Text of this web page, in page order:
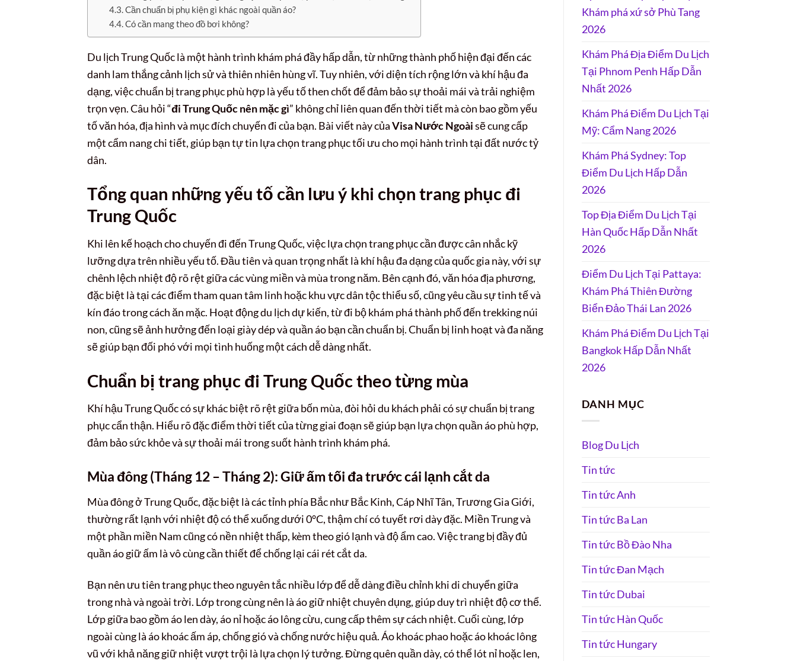
Cần chuẩn bị phụ kiện gì khác ngoài quần áo?
Có cần mang theo đồ bơi không?
Du lịch Trung Quốc là một hành trình khám phá đầy hấp dẫn, từ những thành phố hiện đại đến các
danh lam thắng cảnh lịch sử và thiên nhiên hùng vĩ. Tuy nhiên, với diện tích rộng lớn và khí hậu đa
dạng, việc chuẩn bị trang phục phù hợp là yếu tố then chốt để đảm bảo sự thoải mái và trải nghiệm
trọn vẹn. Câu hỏi “đi Trung Quốc nên mặc gì” không chỉ liên quan đến thời tiết mà còn bao gồm yếu
tố văn hóa, địa hình và mục đích chuyến đi của bạn. Bài viết này củaVisa Nước Ngoàisẽ cung cấp
một cẩm nang chi tiết, giúp bạn tự tin lựa chọn trang phục tối ưu cho mọi hành trình tại đất nước tỷ
dân.
Tổng quan những yếu tố cần lưu ý khi chọn trang phục đi
Trung Quốc
Khi lên kế hoạch cho chuyến đi đến Trung Quốc, việc lựa chọn trang phục cần được cân nhắc kỹ
lưỡng dựa trên nhiều yếu tố. Đầu tiên và quan trọng nhất là khí hậu đa dạng của quốc gia này, với sự
chênh lệch nhiệt độ rõ rệt giữa các vùng miền và mùa trong năm. Bên cạnh đó, văn hóa địa phương,
đặc biệt là tại các điểm tham quan tâm linh hoặc khu vực dân tộc thiểu số, cũng yêu cầu sự tinh tế và
kín đáo trong cách ăn mặc. Hoạt động du lịch dự kiến, từ đi bộ khám phá thành phố đến trekking núi
non, cũng sẽ ảnh hưởng đến loại giày dép và quần áo bạn cần chuẩn bị. Chuẩn bị linh hoạt và đa năng
sẽ giúp bạn đối phó với mọi tình huống một cách dễ dàng nhất.
Chuẩn bị trang phục đi Trung Quốc theo từng mùa
Khí hậu Trung Quốc có sự khác biệt rõ rệt giữa bốn mùa, đòi hỏi du khách phải có sự chuẩn bị trang
phục cẩn thận. Hiểu rõ đặc điểm thời tiết của từng giai đoạn sẽ giúp bạn lựa chọn quần áo phù hợp,
đảm bảo sức khỏe và sự thoải mái trong suốt hành trình khám phá.
Mùa đông (Tháng 12 – Tháng 2): Giữ ấm tối đa trước cái lạnh cắt da
Mùa đông ở Trung Quốc, đặc biệt là các tỉnh phía Bắc như Bắc Kinh, Cáp Nhĩ Tân, Trương Gia Giới,
thường rất lạnh với nhiệt độ có thể xuống dưới 0°C, thậm chí có tuyết rơi dày đặc. Miền Trung và
một phần miền Nam cũng có nền nhiệt thấp, kèm theo gió lạnh và độ ẩm cao. Việc trang bị đầy đủ
quần áo giữ ấm là vô cùng cần thiết để chống lại cái rét cắt da.
Bạn nên ưu tiên trang phục theo nguyên tắc nhiều lớp để dễ dàng điều chỉnh khi di chuyển giữa
trong nhà và ngoài trời. Lớp trong cùng nên là áo giữ nhiệt chuyên dụng, giúp duy trì nhiệt độ cơ thể.
Lớp giữa bao gồm áo len dày, áo nỉ hoặc áo lông cừu, cung cấp thêm sự cách nhiệt. Cuối cùng, lớp
ngoài cùng là áo khoác ấm áp, chống gió và chống nước hiệu quả. Áo khoác phao hoặc áo khoác lông
vũ với khả năng giữ nhiệt vượt trội là lựa chọn lý tưởng. Đừng quên quần dày, có thể lót nỉ hoặc len,
Khám phá xứ sở Phù Tang
2026
Khám Phá Địa Điểm Du Lịch
Tại Phnom Penh Hấp Dẫn
Nhất 2026
Khám Phá Điểm Du Lịch Tại
Mỹ: Cẩm Nang 2026
Khám Phá Sydney: Top
Điểm Du Lịch Hấp Dẫn
2026
Top Địa Điểm Du Lịch Tại
Hàn Quốc Hấp Dẫn Nhất
2026
Điểm Du Lịch Tại Pattaya:
Khám Phá Thiên Đường
Biển Đảo Thái Lan 2026
Khám Phá Điểm Du Lịch Tại
Bangkok Hấp Dẫn Nhất
2026
DANH MỤC
Blog Du Lịch
Tin tức
Tin tức Anh
Tin tức Ba Lan
Tin tức Bồ Đào Nha
Tin tức Đan Mạch
Tin tức Dubai
Tin tức Hàn Quốc
Tin tức Hungary